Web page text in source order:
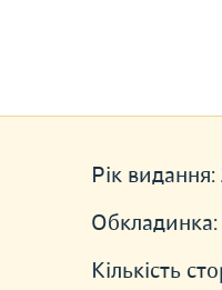
Рік видання:
Обкладинка:
Кількість